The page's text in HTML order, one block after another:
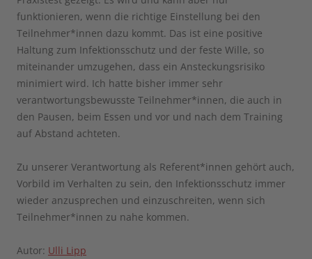
funktionieren, wenn die richtige Einstellung bei den
Teilnehmer*innen dazu kommt. Das ist eine positive
Haltung zum Infektionsschutz und der feste Wille, so
miteinander umzugehen, dass ein Ansteckungsrisiko
minimiert wird. Ich hatte bisher immer sehr
verantwortungsbewusste Teilnehmer*innen, die auch in
den Pausen, beim Essen und vor und nach dem Training
auf Abstand achteten.
Zu unserer Verantwortung als Referent*innen gehört auch,
Vorbild im Verhalten zu sein, den Infektionsschutz immer
wieder anzusprechen und einzuschreiten, wenn sich
Teilnehmer*innen zu nahe kommen.
Autor: Ulli Lipp